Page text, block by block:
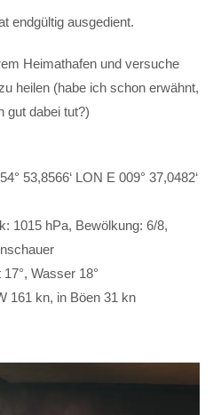
endgültig ausgedient.
Heimathafen und versuche
heilen (habe ich schon erwähnt,
gut dabei tut?)
53,8566‘ LON E 009° 37,0482‘
1015 hPa, Bewölkung: 6/8,
Wasser 18°
161 kn, in Böen 31 kn